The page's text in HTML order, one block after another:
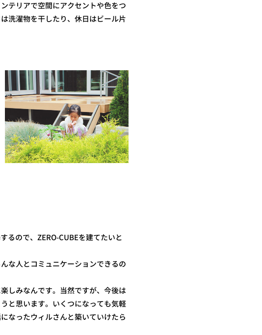
テリアで空間にアクセントや色をつ
洗濯物を干したり、休日はビール片
るので、ZERO-CUBEを建てたいと
な人とコミュニケーションできるの
しみなんです。当然ですが、今後は
と思います。いくつになっても気軽
なったウィルさんと築いていけたら